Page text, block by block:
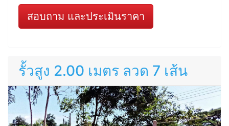
สอบถาม และประเมินราคา
รั้วสูง 2.00 เมตร ลวด 7 เส้น